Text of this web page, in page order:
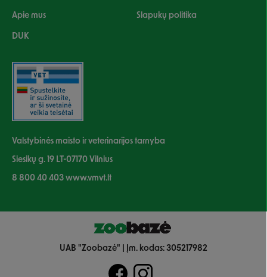
Apie mus Slapukų politika
DUK
Valstybinės maisto ir veterinarijos tarnyba
Siesikų g. 19 LT-07170 Vilnius
8 800 40 403 www.vmvt.lt
UAB "Zoobazė" | Įm. kodas: 305217982